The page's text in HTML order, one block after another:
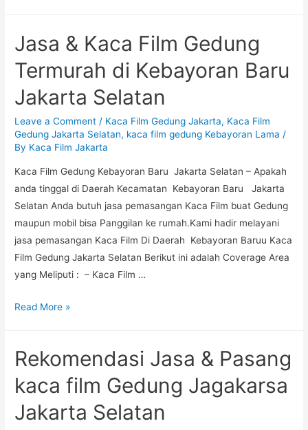
Gedung
Mobil
Kebayoran
Jakarta
Selatan
Jasa & Kaca Film Gedung
Termurah di Kebayoran Baru
Jakarta Selatan
Leave a Comment / Kaca Film Gedung Jakarta, Kaca Film
Gedung Jakarta Selatan, kaca film gedung Kebayoran Lama /
By Kaca Film Jakarta
Kaca Film Gedung Kebayoran Baru Jakarta Selatan – Apakah
anda tinggal di Daerah Kecamatan Kebayoran Baru Jakarta
Selatan Anda butuh jasa pemasangan Kaca Film buat Gedung
maupun mobil bisa Panggilan ke rumah.Kami hadir melayani
jasa pemasangan Kaca Film Di Daerah Kebayoran Baruu Kaca
Film Gedung Jakarta Selatan Berikut ini adalah Coverage Area
yang Meliputi : – Kaca Film …
Jasa
Film
Termurah
Read More »
Rekomendasi Jasa & Pasang
kaca film Gedung Jagakarsa
Jakarta Selatan